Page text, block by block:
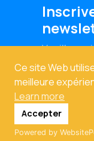
Ce site Web
meilleure
Learn more
Accepter
Powered by
Veuillez
Copyright © 2024.